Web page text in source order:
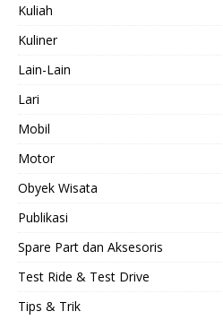
Kuliah
Kuliner
Lain-Lain
Lari
Mobil
Motor
Obyek Wisata
Publikasi
Spare Part dan Aksesoris
Test Ride & Test Drive
Tips & Trik